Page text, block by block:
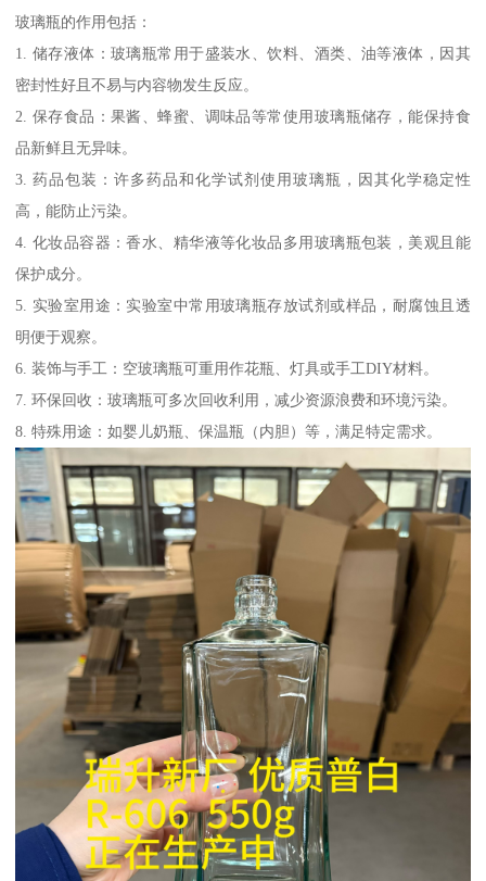
玻璃瓶的作用包括：
1. 储存液体：玻璃瓶常用于盛装水、饮料、酒类、油等液体，因其
密封性好且不易与内容物发生反应。
2. 保存食品：果酱、蜂蜜、调味品等常使用玻璃瓶储存，能保持食
品新鲜且无异味。
3. 药品包装：许多药品和化学试剂使用玻璃瓶，因其化学稳定性
高，能防止污染。
4. 化妆品容器：香水、精华液等化妆品多用玻璃瓶包装，美观且能
保护成分。
5. 实验室用途：实验室中常用玻璃瓶存放试剂或样品，耐腐蚀且透
明便于观察。
6. 装饰与手工：空玻璃瓶可重用作花瓶、灯具或手工DIY材料。
7. 环保回收：玻璃瓶可多次回收利用，减少资源浪费和环境污染。
8. 特殊用途：如婴儿奶瓶、保温瓶（内胆）等，满足特定需求。